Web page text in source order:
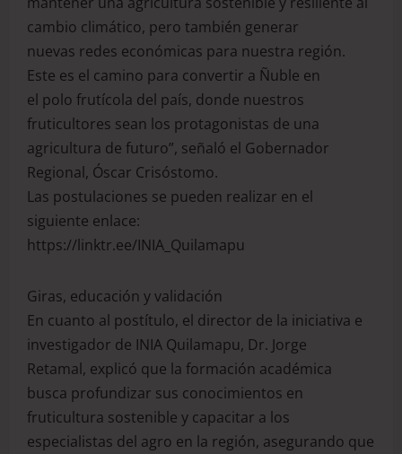
cambio climático, pero también generar
nuevas redes económicas para nuestra región.
Este es el camino para convertir a Ñuble en
el polo frutícola del país, donde nuestros
fruticultores sean los protagonistas de una
agricultura de futuro”, señaló el Gobernador
Regional, Óscar Crisóstomo.
Las postulaciones se pueden realizar en el
siguiente enlace:
https://linktr.ee/INIA_Quilamapu
Giras, educación y validación
En cuanto al postítulo, el director de la iniciativa e
investigador de INIA Quilamapu, Dr. Jorge
Retamal, explicó que la formación académica
busca profundizar sus conocimientos en
fruticultura sostenible y capacitar a los
especialistas del agro en la región, asegurando que